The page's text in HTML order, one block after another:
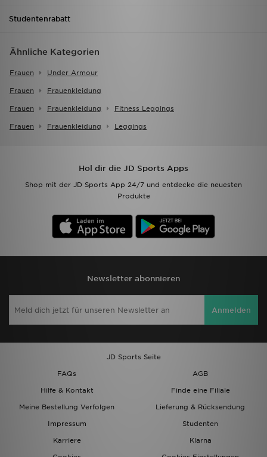
Studentenrabatt
Ähnliche Kategorien
Frauen Under Armour
Frauen Frauenkleidung
Frauen Frauenkleidung Fitness Leggings
Frauen Frauenkleidung Leggings
Hol dir die JD Sports Apps
Shop mit der JD Sports App 24/7 und entdecke die neuesten
Produkte
Newsletter abonnieren
Anmelden
JD Sports Seite
FAQs
AGB
Hilfe & Kontakt
Finde eine Filiale
Meine Bestellung Verfolgen
Lieferung & Rücksendung
Impressum
Studenten
Karriere
Klarna